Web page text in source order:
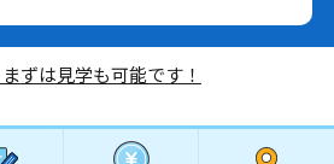
ずは見学も可能です！